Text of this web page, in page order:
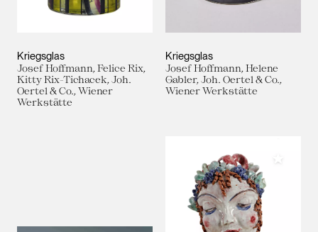
Kriegsglas
Josef Hoffmann, Felice Rix,
Kitty Rix-Tichacek, Joh.
Oertel & Co., Wiener
Werkstätte
Kriegsglas
Josef Hoffmann, Helene
Gabler, Joh. Oertel & Co.,
Wiener Werkstätte
Meiner